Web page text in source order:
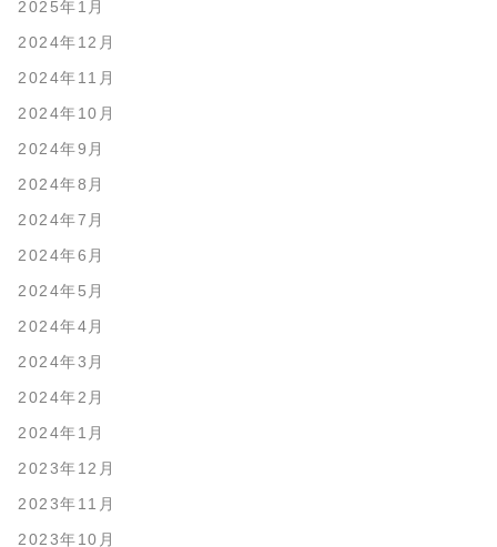
2025年1月
2024年12月
2024年11月
2024年10月
2024年9月
2024年8月
2024年7月
2024年6月
2024年5月
2024年4月
2024年3月
2024年2月
2024年1月
2023年12月
2023年11月
2023年10月